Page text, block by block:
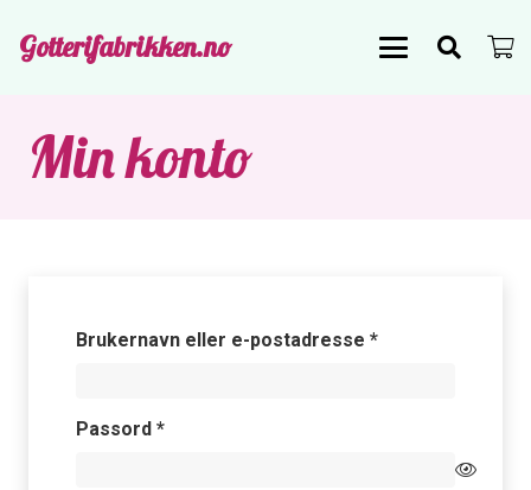
Gotterifabrikken.no
Min konto
Brukernavn eller e-postadresse *Påkrevd
Passord *Påkrevd